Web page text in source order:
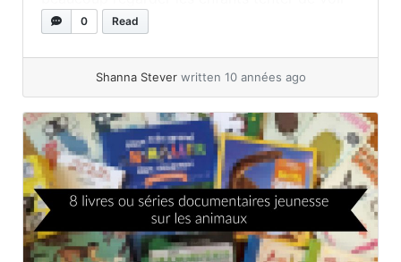
les différentes façons d’interpréter
élèves qui terminent plus tôt un peu comme
des énigmes. Je leur... »read more
0 Read
Shanna Stever written 10 années ago